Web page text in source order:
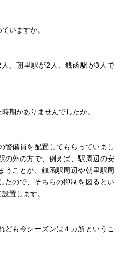
いますか。
、朝里駅が2人、銭函駅が3人で
期がありませんでしたか。
警備員を配置してもらっていまし
の外の方で、例えば、駅周辺の安
うことが、銭函駅周辺や朝里駅周
たので、そちらの抑制を図るとい
置します。
も今シーズンは４カ所というこ